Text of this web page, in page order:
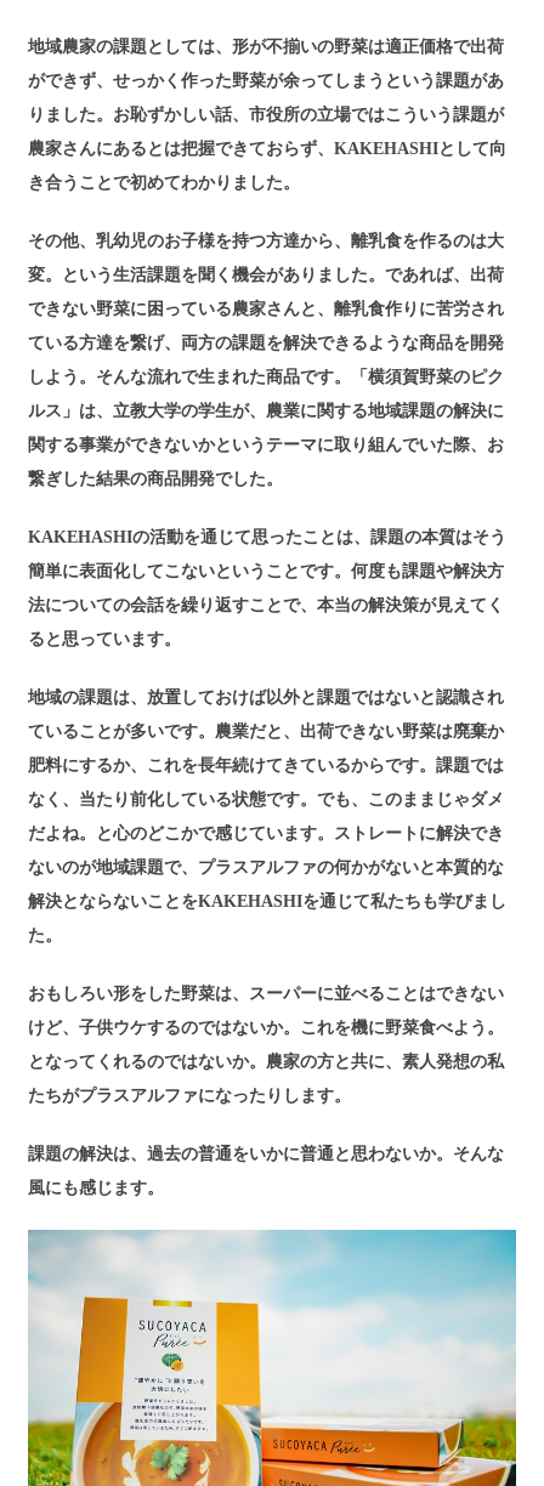
地域農家の課題としては、形が不揃いの野菜は適正価格で出荷
ができず、せっかく作った野菜が余ってしまうという課題があ
りました。お恥ずかしい話、市役所の立場ではこういう課題が
農家さんにあるとは把握できておらず、KAKEHASHIとして向
き合うことで初めてわかりました。
その他、乳幼児のお子様を持つ方達から、離乳食を作るのは大
変。という生活課題を聞く機会がありました。であれば、出荷
できない野菜に困っている農家さんと、離乳食作りに苦労され
ている方達を繋げ、両方の課題を解決できるような商品を開発
しよう。そんな流れで生まれた商品です。「横須賀野菜のピク
ルス」は、立教大学の学生が、農業に関する地域課題の解決に
関する事業ができないかというテーマに取り組んでいた際、お
繋ぎした結果の商品開発でした。
KAKEHASHIの活動を通じて思ったことは、課題の本質はそう
簡単に表面化してこないということです。何度も課題や解決方
法についての会話を繰り返すことで、本当の解決策が見えてく
ると思っています。
地域の課題は、放置しておけば以外と課題ではないと認識され
ていることが多いです。農業だと、出荷できない野菜は廃棄か
肥料にするか、これを長年続けてきているからです。課題では
なく、当たり前化している状態です。でも、このままじゃダメ
だよね。と心のどこかで感じています。ストレートに解決でき
ないのが地域課題で、プラスアルファの何かがないと本質的な
解決とならないことをKAKEHASHIを通じて私たちも学びまし
た。
おもしろい形をした野菜は、スーパーに並べることはできない
けど、子供ウケするのではないか。これを機に野菜食べよう。
となってくれるのではないか。農家の方と共に、素人発想の私
たちがプラスアルファになったりします。
課題の解決は、過去の普通をいかに普通と思わないか。そんな
風にも感じます。